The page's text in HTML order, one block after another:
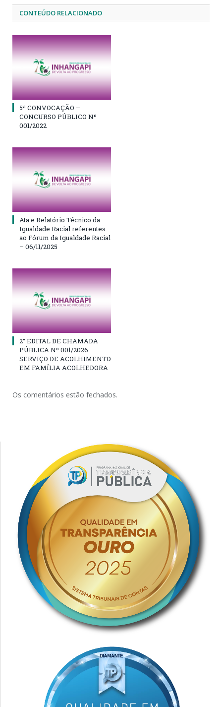
CONTEÚDO RELACIONADO
5ª CONVOCAÇÃO –
CONCURSO PÚBLICO Nº
001/2022
Ata e Relatório Técnico da
Igualdade Racial referentes
ao Fórum da Igualdade Racial
– 06/11/2025
2° EDITAL DE CHAMADA
PÚBLICA Nº 001/2026
SERVIÇO DE ACOLHIMENTO
EM FAMÍLIA ACOLHEDORA
Os comentários estão fechados.